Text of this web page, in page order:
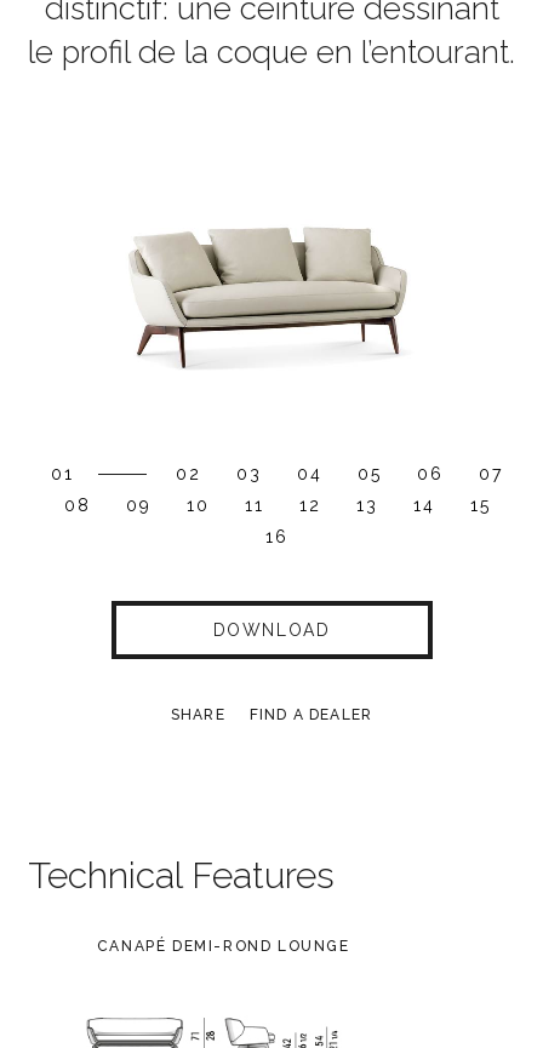
distinctif: une ceinture dessinant
le profil de la coque en l’entourant.
01 02 03 04 05 06
07
08
09 10 11 12 13 14
15
16
DOWNLOAD
SHARE FIND A DEALER
Technical Features
CANAPÉ DEMI-ROND LOUNGE